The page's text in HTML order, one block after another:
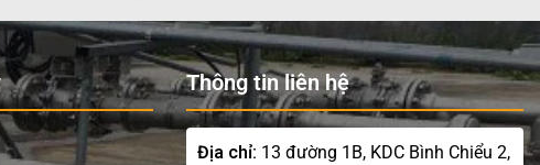
Thông tin liên hệ
Địa chỉ: 13 đường 1B, KDC Bình Chiểu 2,